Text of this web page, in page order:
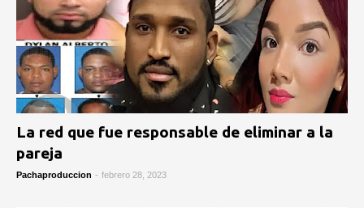
La red que fue responsable de eliminar a la
pareja
Pachaproduccion - febrero 28, 2023